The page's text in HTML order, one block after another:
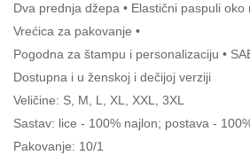
Dva prednja džepa • Elastični paspuli oko
Vrećica za pakovanje •
Pogodna za štampu i personalizaciju •
Dostupna i u ženskoj i dečijoj verziji
Veličine: S, M, L, XL, XXL, 3XL
Sastav: lice - 100% najlon; postava -
Pakovanje: 10/1